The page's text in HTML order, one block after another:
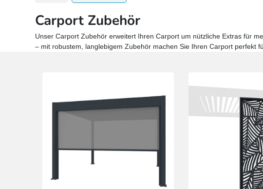
Carport Zubehör
Unser Carport Zubehör erweitert Ihren Carport um nützliche Extras für
– mit robustem, langlebigem Zubehör machen Sie Ihren Carport perfekt